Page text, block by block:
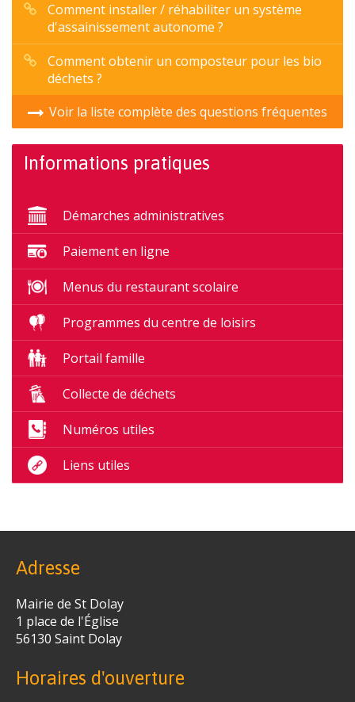
Comment installer / réhabiliter un système
d'assainissement autonome ?
Comment obtenir un composteur pour les bio
déchets ?
Voir la liste complète des questions fréquentes
Informations pratiques
Démarches administratives
Paiement en ligne
Menus du restaurant scolaire
Programmes du centre de loisirs
Portail famille
Collecte de déchets
Numéros utiles
Liens utiles
Adresse
Mairie de St Dolay
1 place de l'Église
56130 Saint­ Dolay
Horaires d'ouverture